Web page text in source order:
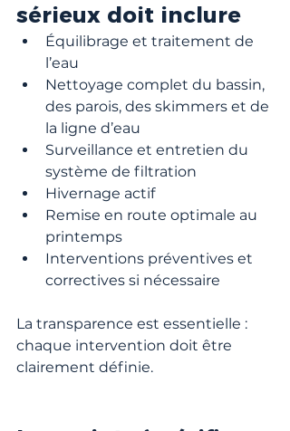
sérieux doit inclure
Équilibrage et traitement de
l’eau
Nettoyage complet du bassin,
des parois, des skimmers et de
la ligne d’eau
Surveillance et entretien du
système de filtration
Hivernage actif
Remise en route optimale au
printemps
Interventions préventives et
correctives si nécessaire
La transparence est essentielle :
chaque intervention doit être
clairement définie.